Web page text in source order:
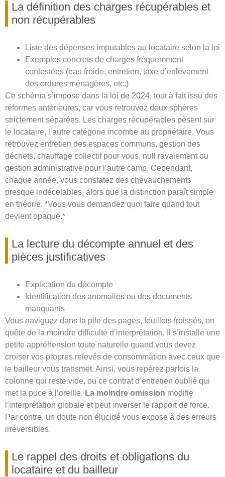
La définition des charges récupérables et
non récupérables
Liste des dépenses imputables au locataire selon la loi
Exemples concrets de charges fréquemment
contestées (eau froide, entretien, taxe d’enlèvement
des ordures ménagères, etc.)
Ce schéma s’impose dans la loi de 2024, tout à fait issu des
réformes antérieures, car vous retrouvez deux sphères
strictement séparées. Les charges récupérables pèsent sur
le locataire, l’autre catégorie incombe au propriétaire. Vous
retrouvez entretien des espaces communs, gestion des
déchets, chauffage collectif pour vous, null ravalement ou
gestion administrative pour l’autre camp. Cependant,
chaque année, vous constatez des chevauchements
presque indécelables, alors que la distinction paraît simple
en théorie. *Vous vous demandez quoi faire quand tout
devient opaque.*
La lecture du décompte annuel et des
pièces justificatives
Explication du décompte
Identification des anomalies ou des documents
manquants
Vous naviguez dans la pile des pages, feuillets froissés, en
quête de la moindre difficulté d’interprétation. Il s’installe une
petite appréhension toute naturelle quand vous devez
croiser vos propres relevés de consommation avec ceux que
le bailleur vous transmet. Ainsi, vous repérez parfois la
colonne qui reste vide, ou ce contrat d’entretien oublié qui
met la puce à l’oreille. La moindre omission modifie
l’interprétation globale et peut inverser le rapport de force.
Par contre, un doute non élucidé vous expose à des erreurs
irréversibles.
Le rappel des droits et obligations du
locataire et du bailleur